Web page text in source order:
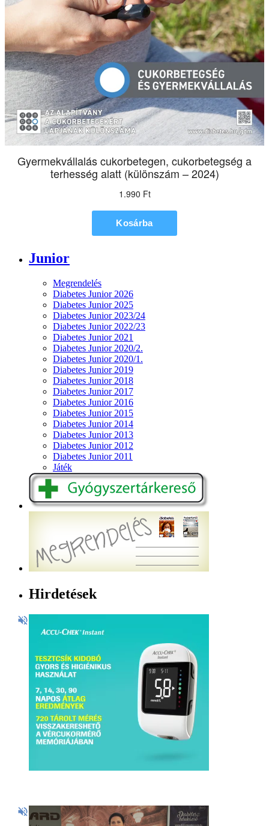
Junior
Megrendelés
Diabetes Junior 2026
Diabetes Junior 2025
Diabetes Junior 2023/24
Diabetes Junior 2022/23
Diabetes Junior 2021
Diabetes Junior 2020/2.
Diabetes Junior 2020/1.
Diabetes Junior 2019
Diabetes Junior 2018
Diabetes Junior 2017
Diabetes Junior 2016
Diabetes Junior 2015
Diabetes Junior 2014
Diabetes Junior 2013
Diabetes Junior 2012
Diabetes Junior 2011
Játék
Hirdetések